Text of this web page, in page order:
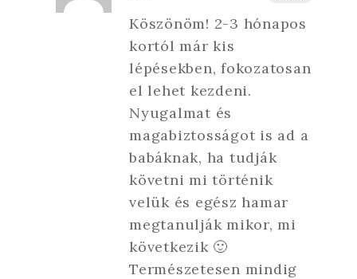
Köszönöm! 2-3 hónapos
kortól már kis
lépésekben, fokozatosan
el lehet kezdeni.
Nyugalmat és
magabiztosságot is ad a
babáknak, ha tudják
követni mi történik
velük és egész hamar
megtanulják mikor, mi
következik 🙂
Természetesen mindig